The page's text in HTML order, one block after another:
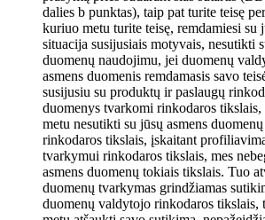
dalies b punktas), taip pat turite teisę
kuriuo metu turite teisę, remdamiesi su
situacija susijusiais motyvais, nesutikti
duomenų naudojimu, jei duomenų
asmens duomenis remdamasis savo
susijusiu su produktų ir paslaugų
duomenys tvarkomi rinkodaros
metu nesutikti su jūsų asmens
rinkodaros tikslais, įskaitant
tvarkymui rinkodaros tikslais, mes
asmens duomenų tokiais tikslais. Tuo
duomenų tvarkymas grindžiamas
duomenų valdytojo rinkodaros tikslais,